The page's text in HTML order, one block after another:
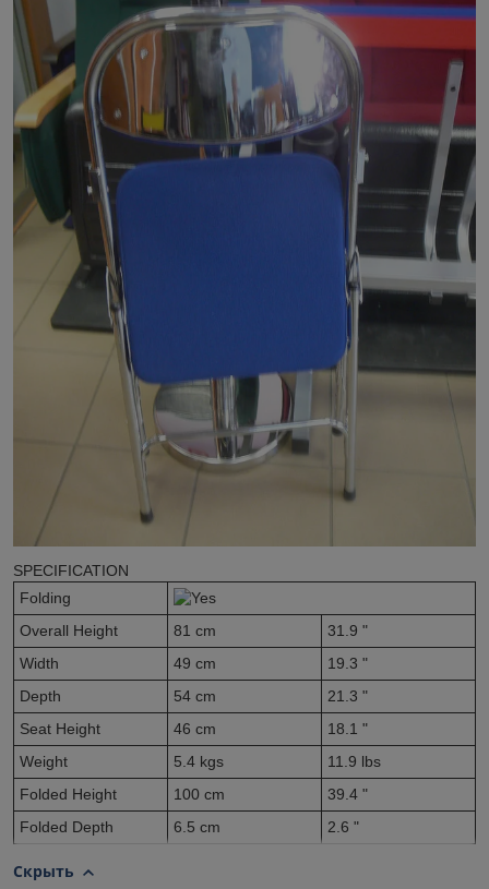
SPECIFICATION
Folding
Overall Height
81 cm
31.9 "
Width
49 cm
19.3 "
Depth
54 cm
21.3 "
Seat Height
46 cm
18.1 "
Weight
5.4 kgs
11.9 lbs
Folded Height
100 cm
39.4 "
Folded Depth
6.5 cm 2.6 "
Скрыть